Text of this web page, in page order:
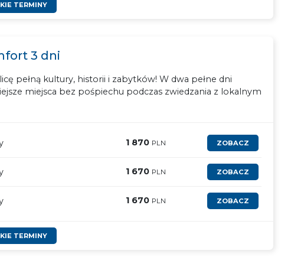
TERMINY
3 dni
pełną kultury, historii i zabytków! W dwa pełne dni
miejsca bez pośpiechu podczas zwiedzania z lokalnym
1 870 PLN ZOBACZ
1 670 PLN ZOBACZ
1 670 PLN ZOBACZ
TERMINY